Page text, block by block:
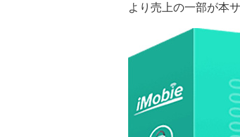
より売上の一部が本